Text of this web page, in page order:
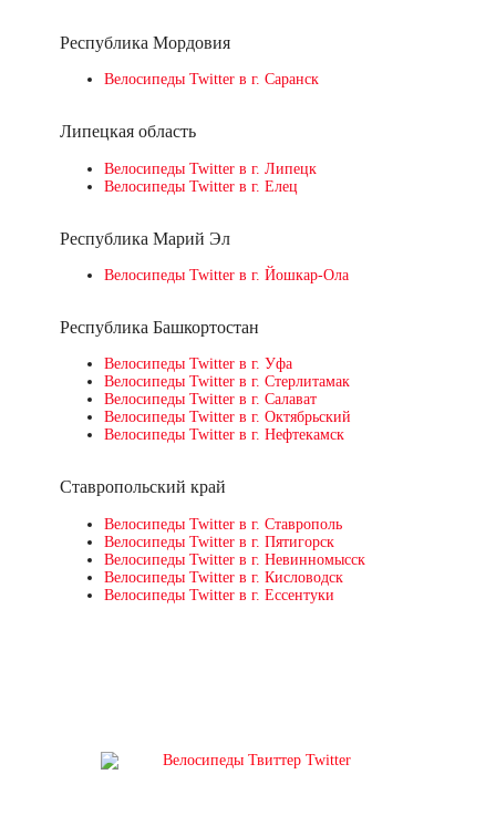
Республика Мордовия
Велосипеды Twitter в г. Саранск
Липецкая область
Велосипеды Twitter в г. Липецк
Велосипеды Twitter в г. Елец
Республика Марий Эл
Велосипеды Twitter в г. Йошкар-Ола
Республика Башкортостан
Велосипеды Twitter в г. Уфа
Велосипеды Twitter в г. Стерлитамак
Велосипеды Twitter в г. Салават
Велосипеды Twitter в г. Октябрьский
Велосипеды Twitter в г. Нефтекамск
Ставропольский край
Велосипеды Twitter в г. Ставрополь
Велосипеды Twitter в г. Пятигорск
Велосипеды Twitter в г. Невинномысск
Велосипеды Twitter в г. Кисловодск
Велосипеды Twitter в г. Ессентуки